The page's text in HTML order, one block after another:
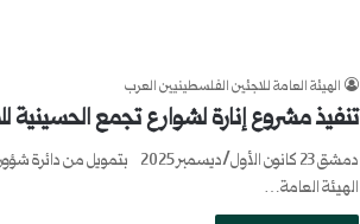
الهيئة العامة للاجئين الفلسطينيين العرب
تنفيذ مشروع إنارة لشوارع تجمع الحسينية
دمشق 23 كانون الأول/
الهيئة العامة…